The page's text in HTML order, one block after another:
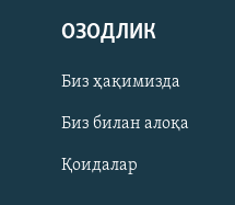
На русском
ОЗОДЛИК
Биз ҳақимизда
Биз билан алоқа
Қоидалар